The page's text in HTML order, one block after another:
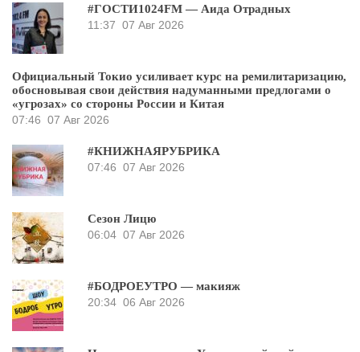
#ГОСТИ1024FM — Аида Отрадных
11:37 07 Авг 2026
Официальный Токио усиливает курс на ремилитаризацию,
обосновывая свои действия надуманными предлогами о
«угрозах» со стороны России и Китая
07:46 07 Авг 2026
#КНИЖНАЯРУБРИКА
07:46 07 Авг 2026
Сезон Лицю
06:04 07 Авг 2026
#БОДРОЕУТРО — макияж
20:34 06 Авг 2026